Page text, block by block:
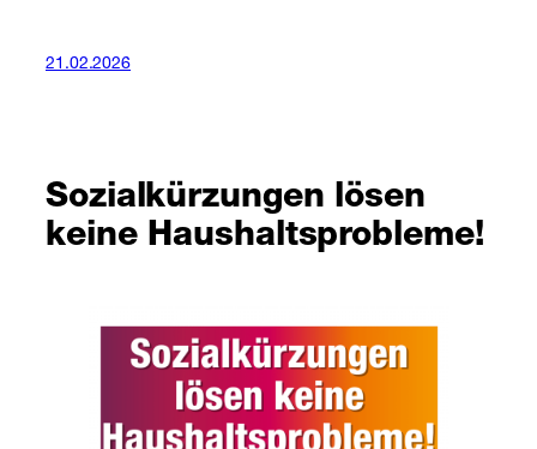
21.02.2026
Sozialkürzungen lösen
keine Haushaltsprobleme!